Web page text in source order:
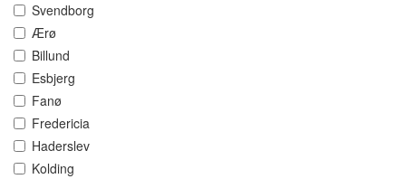
Svendborg
Ærø
Billund
Esbjerg
Fanø
Fredericia
Haderslev
Kolding